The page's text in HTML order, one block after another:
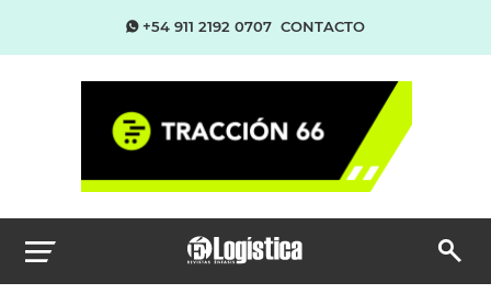
+54 911 2192 0707 CONTACTO